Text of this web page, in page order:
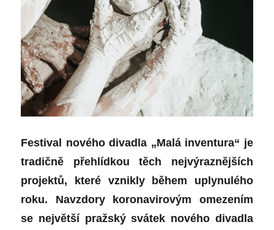
Festival nového divadla „Malá inventura“ je
tradičně přehlídkou těch nejvýraznějších
projektů, které vznikly během uplynulého
roku. Navzdory koronavirovým omezením
se největší pražský svátek nového divadla